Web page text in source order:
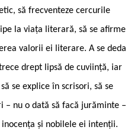
să frecventeze cercurile
la viața literară, să se afirme
valorii ei literare. A se deda
drept lipsă de cuviință, iar
se explice în scrisori, să se
– nu o dată să facă jurăminte –
și nobilele ei intenții.